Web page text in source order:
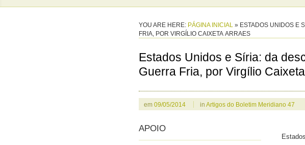
YOU ARE HERE: PÁGINA INICIAL » ESTADOS UNIDOS E
FRIA, POR VIRGÍLIO CAIXETA ARRAES
Estados Unidos e Síria: da
Guerra Fria, por Virgílio
em 09/05/2014 in Artigos do Boletim Meridiano 47
APOIO